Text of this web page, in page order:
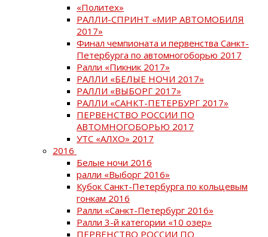
«Политех»
РАЛЛИ-СПРИНТ «МИР АВТОМОБИЛЯ
2017»
Финал чемпионата и первенства Санкт-
Петербурга по автомногоборью 2017
Ралли «Пикник 2017»
РАЛЛИ «БЕЛЫЕ НОЧИ 2017»
РАЛЛИ «ВЫБОРГ 2017»
РАЛЛИ «САНКТ-ПЕТЕРБУРГ 2017»
ПЕРВЕНСТВО РОССИИ ПО
АВТОМНОГОБОРЬЮ 2017
УТС «АЛХО» 2017
2016
Белые ночи 2016
ралли «Выборг 2016»
Кубок Санкт-Петербурга по кольцевым
гонкам 2016
Ралли «Санкт-Петербург 2016»
Ралли 3-й категории «10 озер»
ПЕРВЕНСТВО РОССИИ ПО